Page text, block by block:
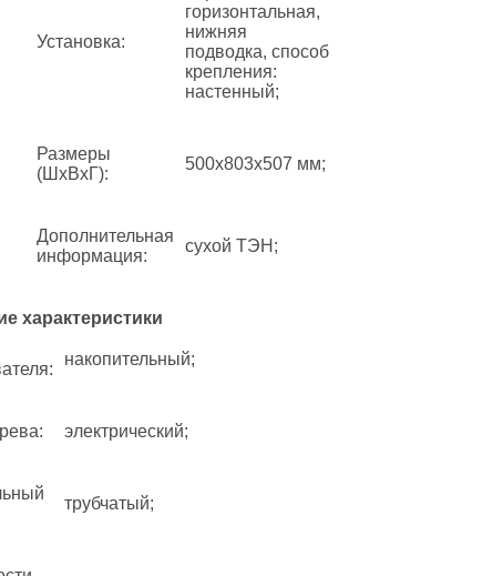
Установка:
горизонтальная,
нижняя
подводка, способ
крепления:
настенный;
Размеры
(ШхВхГ):
500x803x507 мм;
Дополнительная
информация:
сухой ТЭН;
характеристики
:
накопительный;
: электрический;
трубчатый;